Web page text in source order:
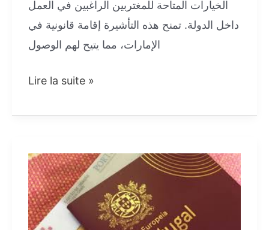
الخيارات المتاحة للمغتربين الراغبين في العمل
داخل الدولة. تمنح هذه التأشيرة إقامة قانونية في
الإمارات، مما يتيح لهم الوصول
الدخول
سوق
الإماراتي
عن
طريق
فيزا
Lire la suite »